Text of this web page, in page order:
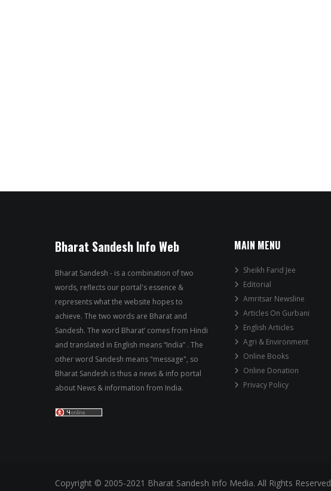
Bharat Sandesh Info Web
Bharat Sandesh - is a combination of two
words, reflects our portal's essence &
represents what the website hopes to
achieve. The two words are Bharat and
Sandesh. The word Bharat’ comes from Hindi
and translated in English means “India” . The
other word Sandesh means "message", so
Bharat Sandesh is thus a news & info portal
about News & information from India.
MAIN MENU
Sheikh Farid Jee
Editorial
Amritsar Newsline
Articles On Gurbani
English Articles
Agri & Environment
Online Books
Online Donation
Privacy Policy
Copyright © 2005-2021 Bharat Sandesh Info Media. All Rights Reserved